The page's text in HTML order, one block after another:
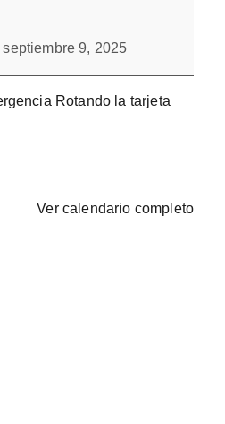
septiembre 9, 2025
Rotando la tarjeta
Ver calendario completo